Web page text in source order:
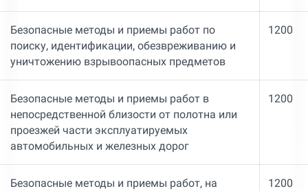
Безопасные методы и приемы работ по
поиску, идентификации, обезвреживанию и
уничтожению взрывоопасных предметов
1200
Безопасные методы и приемы работ в
непосредственной близости от полотна или
проезжей части эксплуатируемых
автомобильных и железных дорог
1200
Безопасные методы и приемы работ, на
1200